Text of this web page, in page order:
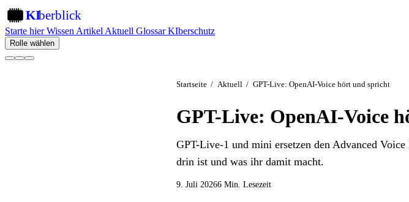
KIberblick
Starte hierWissen Artikel Aktuell GlossarKIberschutz
Rolle wählen
Startseite / Aktuell / GPT-Live: OpenAI-Voice hört und spricht
GPT-Live: OpenAI-Voice
GPT-Live-1 und mini ersetzen den Advanced
drin ist und was ihr damit macht.
9. Juli 20266 Min. Lesezeit